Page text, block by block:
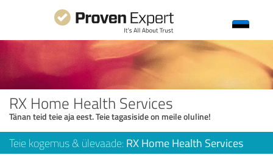
RX Home Health Services
Tänan teid teie aja eest. Teie tagasiside on meile oluline!
Teie kogemus & ülevaade: RX Home Health Services